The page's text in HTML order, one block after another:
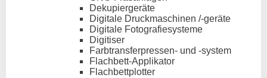
Dekupiergeräte
Digitale Druckmaschinen /-geräte
Digitale Fotografiesysteme
Digitiser
Farbtransferpressen- und -system
Flachbett-Applikator
Flachbettplotter